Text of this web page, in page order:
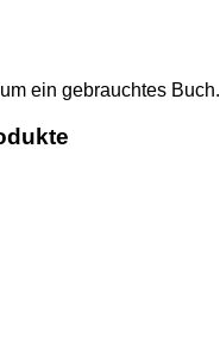
ein gebrauchtes Buch.